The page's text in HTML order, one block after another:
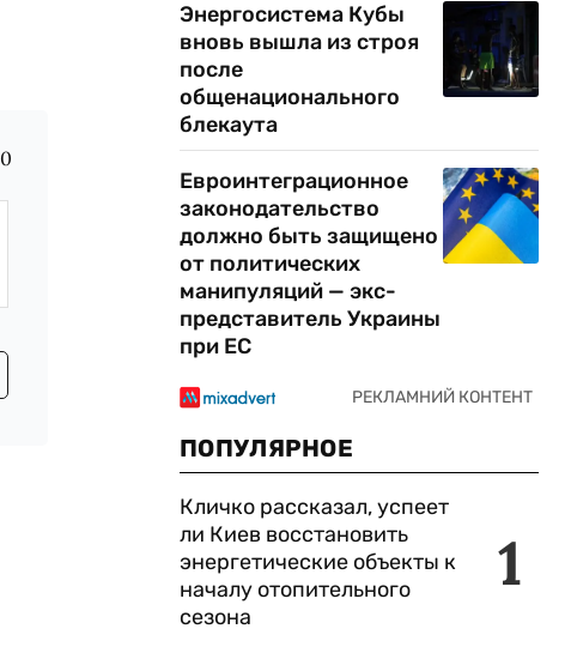
0
Энергосистема Кубы
вновь вышла из строя
после
общенационального
блекаута
Евроинтеграционное
законодательство
должно быть защищено
от политических
манипуляций — экс-
представитель Украины
при ЕС
ПОПУЛЯРНОЕ
1
Кличко рассказал, успеет
ли Киев восстановить
энергетические объекты к
началу отопительного
сезона